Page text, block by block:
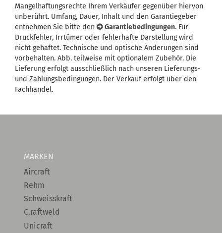
Mangelhaftungsrechte Ihrem Verkäufer gegenüber hiervon
unberührt. Umfang, Dauer, Inhalt und den Garantiegeber
entnehmen Sie bitte den
Garantiebedingungen. Für
Druckfehler, Irrtümer oder fehlerhafte Darstellung wird
nicht gehaftet. Technische und optische Änderungen sind
vorbehalten. Abb. teilweise mit optionalem Zubehör. Die
Lieferung erfolgt ausschließlich nach unseren Lieferungs-
und Zahlungsbedingungen. Der Verkauf erfolgt über den
Fachhandel.
MARKEN
Aircraft
Rehm
Schweisskraft
C.raftweld
Unicraft